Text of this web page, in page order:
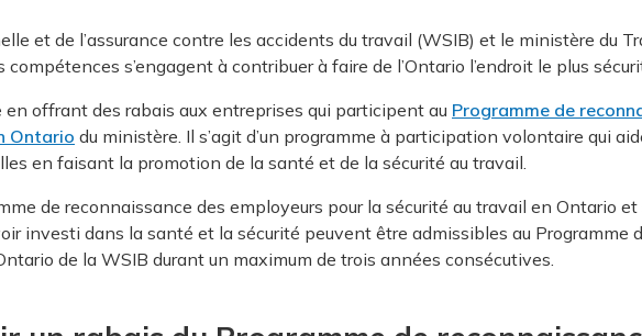
et de l’assurance contre les accidents du travail (WSIB) et le ministère du
s’engagent à contribuer à faire de l’Ontario l’endroit le plus
offrant des rabais aux entreprises qui participent au Programme de
Ontario du ministère. Il s’agit d’un programme à participation volontaire qui
en faisant la promotion de la santé et de la sécurité au travail.
de reconnaissance des employeurs pour la sécurité au travail en Ontario
investi dans la santé et la sécurité peuvent être admissibles au Programme
de la WSIB durant un maximum de trois années consécutives.